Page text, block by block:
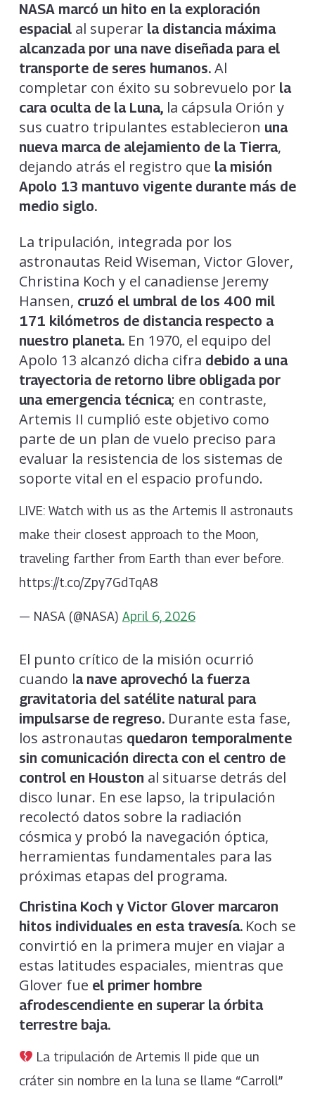
NASAmarcó un hito en la exploración
espacial al superar la distancia máxima
alcanzada por una nave diseñada para el
transporte de seres humanos.Al
completar con éxito su sobrevuelo por la
cara oculta de la Luna,la cápsula Orión y
sus cuatro tripulantes establecieron una
nueva marca de alejamiento de la Tierra,
dejando atrás el registro que la misión
Apolo 13 mantuvo vigente durante más de
medio siglo.
La tripulación, integrada por los
astronautas Reid Wiseman, Victor Glover,
Christina Koch y el canadiense Jeremy
Hansen, cruzó el umbral de los 400 mil
171 kilómetros de distancia respecto a
nuestro planeta.En 1970, el equipo del
Apolo 13 alcanzó dicha cifra debido a una
trayectoria de retorno libre obligada por
una emergencia técnica; en contraste,
Artemis II cumplió este objetivo como
parte de un plan de vuelo preciso para
evaluar la resistencia de los sistemas de
soporte vital en el espacio profundo.
LIVE: Watch with us as the Artemis II astronauts
make their closest approach to the Moon,
traveling farther from Earth than ever before.
https://t.co/Zpy7GdTqA8
— NASA (@NASA) April 6, 2026
El punto crítico de la misión ocurrió
cuando la nave aprovechó la fuerza
gravitatoria del satélite natural para
impulsarse de regreso.Durante esta fase,
los astronautas quedaron temporalmente
sin comunicación directa con el centro de
control en Houston al situarse detrás del
disco lunar. En ese lapso, la tripulación
recolectó datos sobre la radiación
cósmica y probó la navegación óptica,
herramientas fundamentales para las
próximas etapas del programa.
Christina Koch y Victor Glover marcaron
hitos individuales en esta travesía. Koch se
convirtió en la primera mujer en viajar a
estas latitudes espaciales, mientras que
Glover fue el primer hombre
afrodescendiente en superar la órbita
terrestre baja.
La tripulación de Artemis II pide que un
cráter sin nombre en la luna se llame “Carroll”